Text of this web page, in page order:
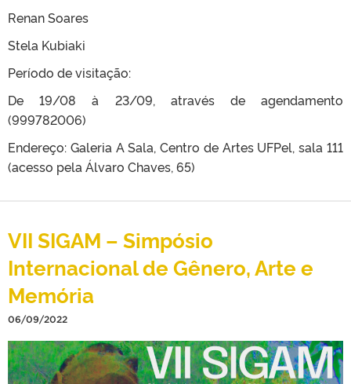
Renan Soares
Stela Kubiaki
Período de visitação:
De 19/08 à 23/09, através de agendamento
(999782006)
Endereço: Galeria A Sala, Centro de Artes UFPel, sala 111
(acesso pela Álvaro Chaves, 65)
VII SIGAM – Simpósio
Internacional de Gênero, Arte e
Memória
06/09/2022